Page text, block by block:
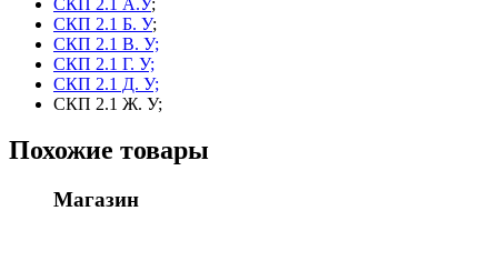
СКП 2.1 Б. У;
СКП 2.1 В. У;
СКП 2.1 Г. У;
СКП 2.1 Д. У;
СКП 2.1 Ж. У;
Похожие товары
Магазин